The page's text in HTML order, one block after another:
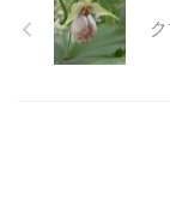
ころだ ...
に生えるホソバノキ
リ、日当たりのよ
えるコバノトンボ
日に霧ヶ峰高原で